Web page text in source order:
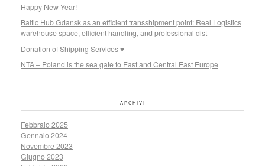
Happy New Year!
Baltic Hub Gdansk as an efficient transshipment point: Real Logistics
warehouse space, efficient handling, and professional dist
Donation of Shipping Services ♥
NTA – Poland is the sea gate to East and Central East Europe
ARCHIVI
Febbraio 2025
Gennaio 2024
Novembre 2023
Giugno 2023